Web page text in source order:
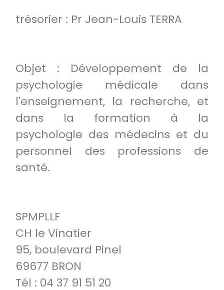
trésorier : Pr Jean-Louis TERRA
Objet : Développement de la
psychologie médicale dans
l'enseignement, la recherche, et
dans la formation à la
psychologie des médecins et du
personnel des professions de
santé.
SPMPLLF
CH le Vinatier
95, boulevard Pinel
69677 BRON
Tél : 04 37 91 51 20